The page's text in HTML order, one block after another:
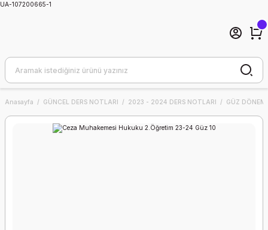
UA-107200665-1
Anasayfa GÜNCEL DERS NOTLARI 2023 - 2024 DERS NOTLARI GÜZ DÖNEMİ